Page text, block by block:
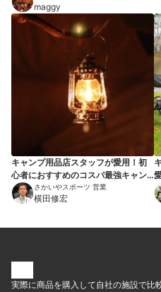
maggy
キャンプ用品店スタッフが愛用！初
心者におすすめのコスパ最強キャン
プ用品7選さかいやスポーツ 営業
横田修宏
実際に商品を購入して自社の施設で比